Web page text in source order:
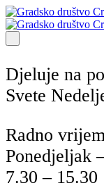
Djeluje na
Svete
Radno
Ponedjeljak
7.30 – 15.30